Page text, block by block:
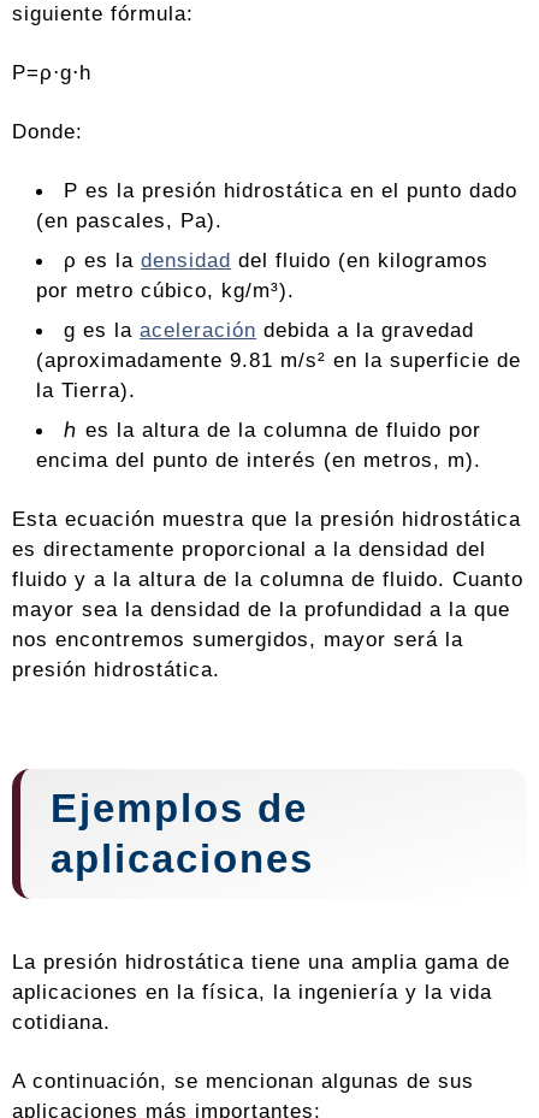
siguiente fórmula:
P=ρ⋅g⋅h
Donde:
P es la presión hidrostática en el punto dado
(en pascales, Pa).
ρ es ladensidad del fluido (en kilogramos
por metro cúbico, kg/m³).
g es laaceleración debida a la gravedad
(aproximadamente 9.81 m/s² en la superficie de
la Tierra).
ℎ es la altura de la columna de fluido por
encima del punto de interés (en metros, m).
Esta ecuación muestra que la presión hidrostática
es directamente proporcional a la densidad del
fluido y a la altura de la columna de fluido. Cuanto
mayor sea la densidad de la profundidad a la que
nos encontremos sumergidos, mayor será la
presión hidrostática.
Ejemplos de
aplicaciones
La presión hidrostática tiene una amplia gama de
aplicaciones en la física, la ingeniería y la vida
cotidiana.
A continuación, se mencionan algunas de sus
aplicaciones más importantes: